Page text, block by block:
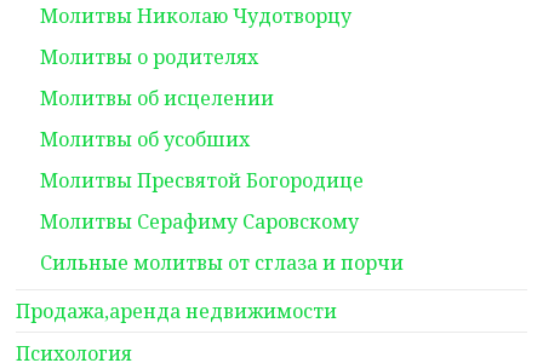
Молитвы Николаю Чудотворцу
Молитвы о родителях
Молитвы об исцелении
Молитвы об усобших
Молитвы Пресвятой Богородице
Молитвы Серафиму Саровскому
Сильные молитвы от сглаза и порчи
Продажа,аренда недвижимости
Психология